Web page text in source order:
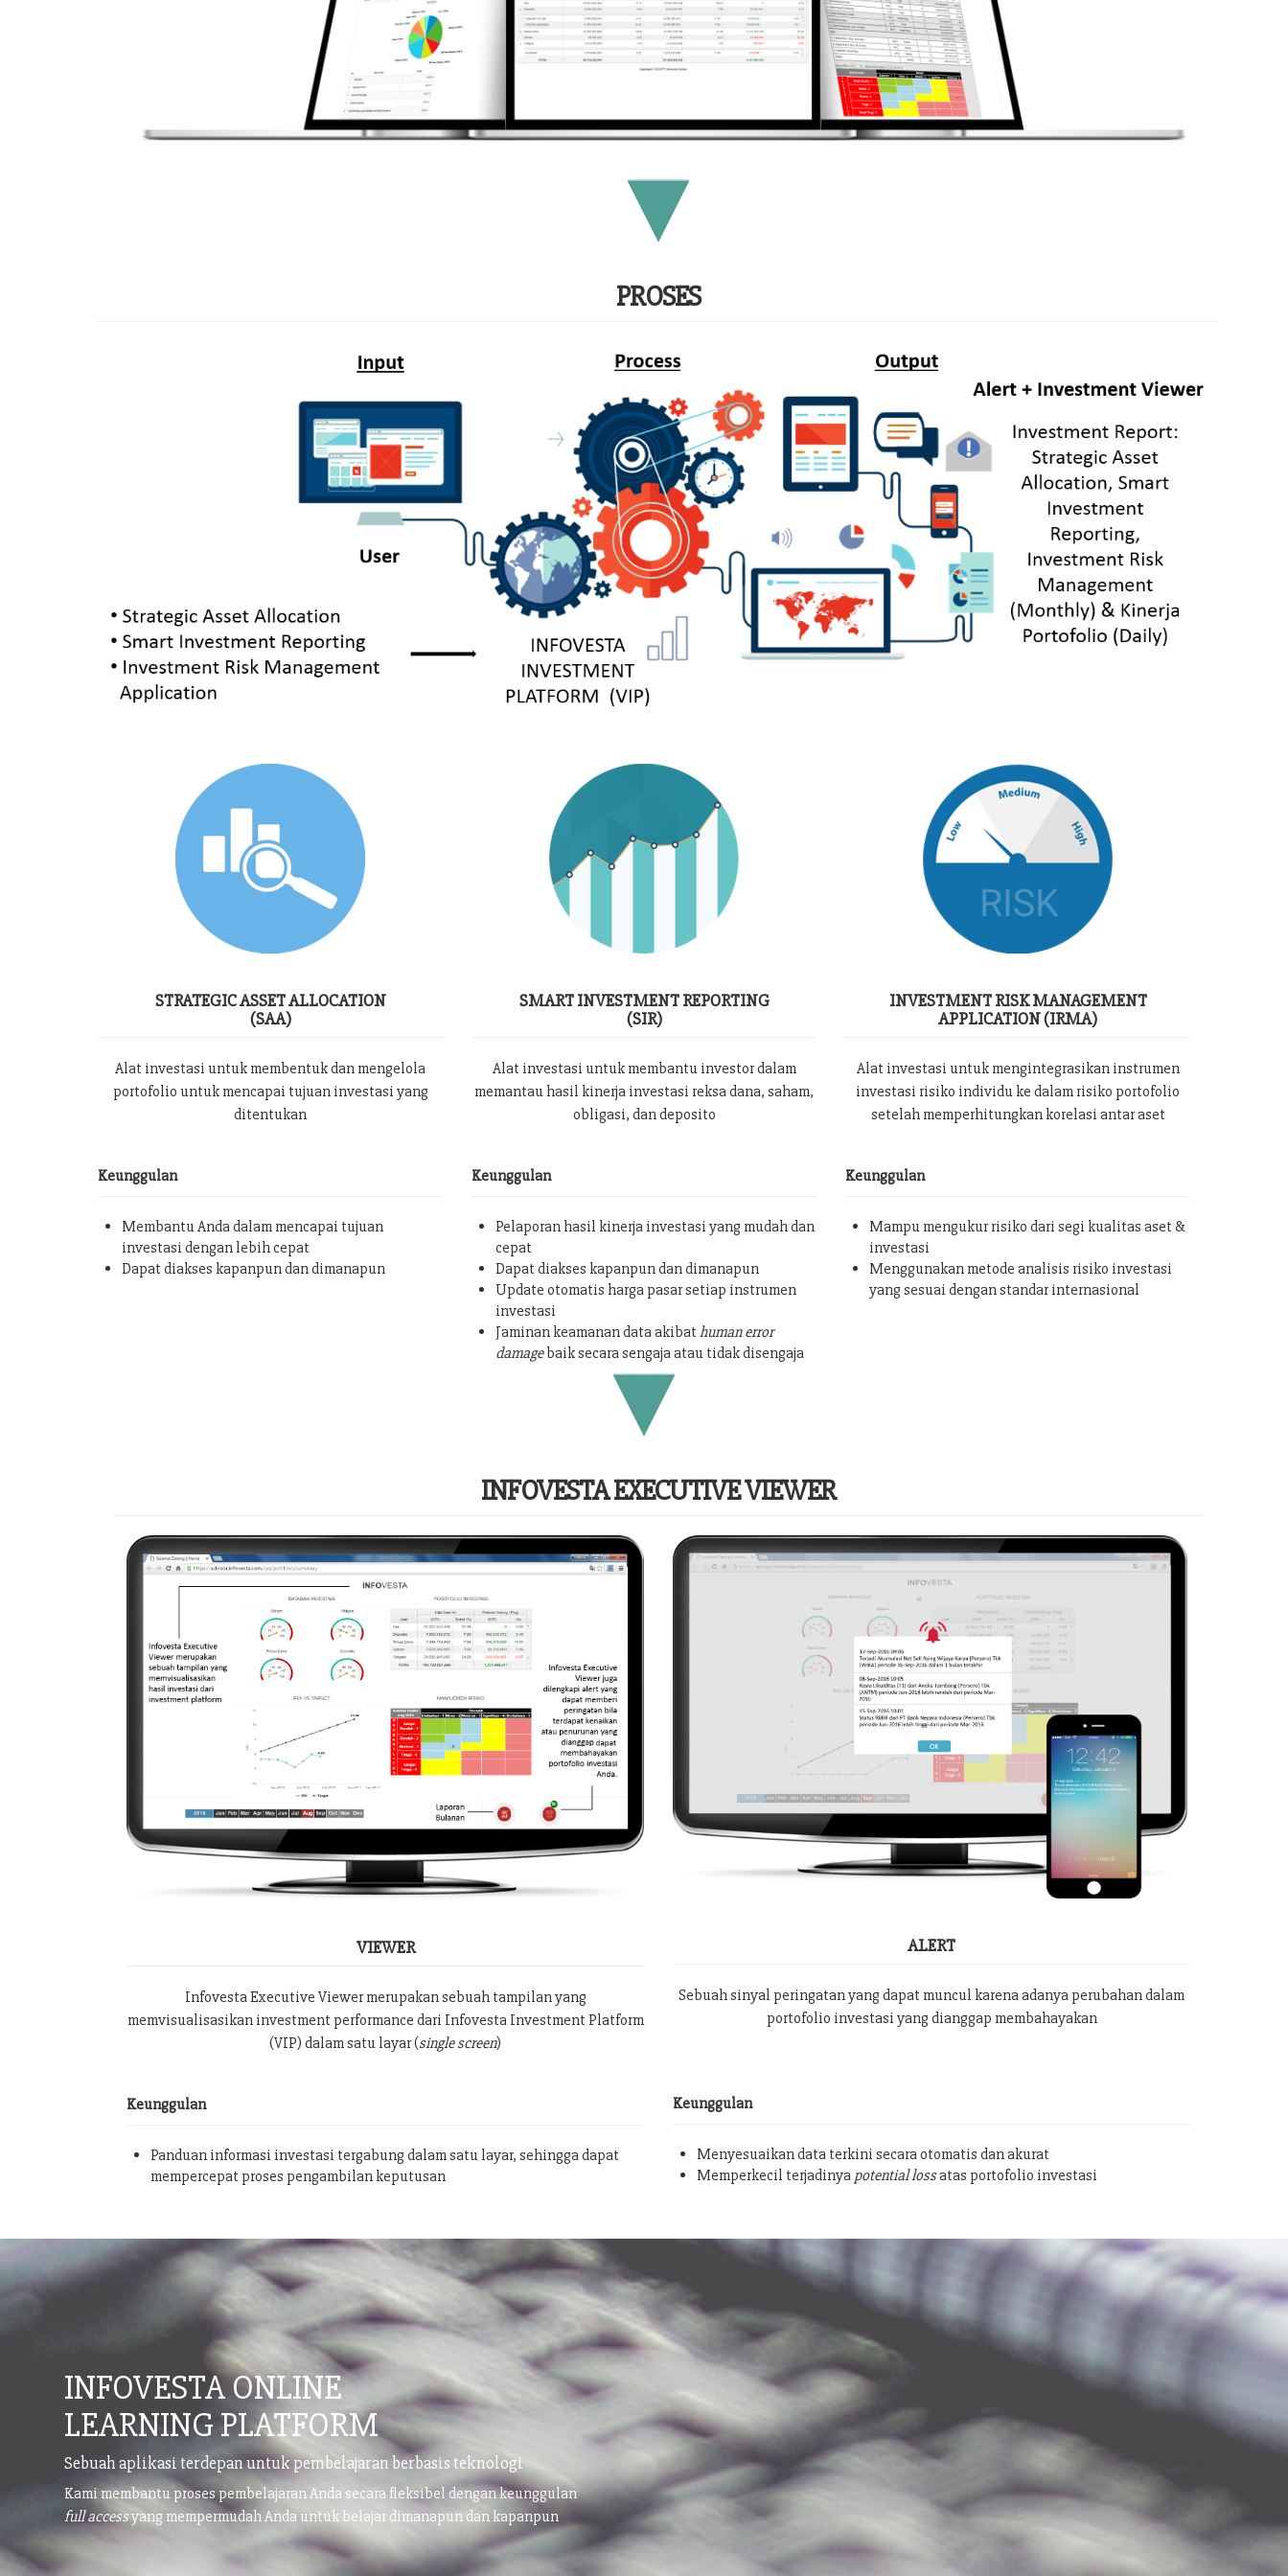
PROSES
STRATEGIC ASSET ALLOCATION
(SAA)
Alat investasi untuk membentuk dan mengelola
portofolio untuk mencapai tujuan investasi yang
ditentukan
Keunggulan
Membantu Anda dalam mencapai tujuan
investasi dengan lebih cepat
Dapat diakses kapanpun dan dimanapun
SMART INVESTMENT REPORTING
(SIR)
Alat investasi untuk membantu investor dalam
memantau hasil kinerja investasi reksa dana, saham,
obligasi, dan deposito
Keunggulan
Pelaporan hasil kinerja investasi yang mudah dan
cepat
Dapat diakses kapanpun dan dimanapun
Update otomatis harga pasar setiap instrumen
investasi
Jaminan keamanan data akibat human error
damagebaik secara sengaja atau tidak disengaja
INVESTMENT RISK MANAGEMENT
APPLICATION (IRMA)
Alat investasi untuk mengintegrasikan instrumen
investasi risiko individu ke dalam risiko portofolio
setelah memperhitungkan korelasi antar aset
Keunggulan
Mampu mengukur risiko dari segi kualitas aset &
investasi
Menggunakan metode analisis risiko investasi
yang sesuai dengan standar internasional
INFOVESTA EXECUTIVE VIEWER
VIEWER
Infovesta Executive Viewer merupakan sebuah tampilan yang
memvisualisasikan investment performance dari Infovesta Investment Platform
(VIP) dalam satu layar (single screen)
Keunggulan
Panduan informasi investasi tergabung dalam satu layar, sehingga dapat
mempercepat proses pengambilan keputusan
ALERT
Sebuah sinyal peringatan yang dapat muncul karena adanya perubahan dalam
portofolio investasi yang dianggap membahayakan
Keunggulan
Menyesuaikan data terkini secara otomatis dan akurat
Memperkecil terjadinya potential lossatas portofolio investasi
INFOVESTA ONLINE
LEARNING PLATFORM
Sebuah aplikasi terdepan untuk pembelajaran berbasis teknologi
Kami membantu proses pembelajaran Anda secara fleksibel dengan keunggulan
full accessyang mempermudah Anda untuk belajar dimanapun dan kapanpun